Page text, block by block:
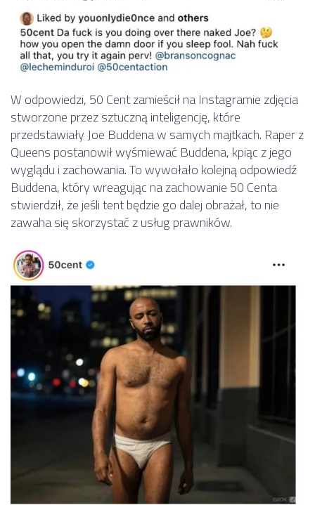
W odpowiedzi, 50 Cent zamieścił na Instagramie zdjęcia
stworzone przez sztuczną inteligencję, które
przedstawiały Joe Buddena w samych majtkach. Raper z
Queens postanowił wyśmiewać Buddena, kpiąc z jego
wyglądu i zachowania. To wywołało kolejną odpowiedź
Buddena, który wreagując na zachowanie 50 Centa
stwierdził, że jeśli tent będzie go dalej obrażał, to nie
zawaha się skorzystać z usług prawników.